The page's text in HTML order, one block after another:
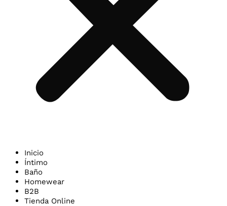
Inicio
Íntimo
Baño
Homewear
B2B
Tienda Online